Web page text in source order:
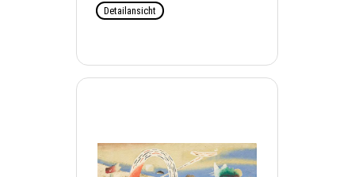
Detailansicht